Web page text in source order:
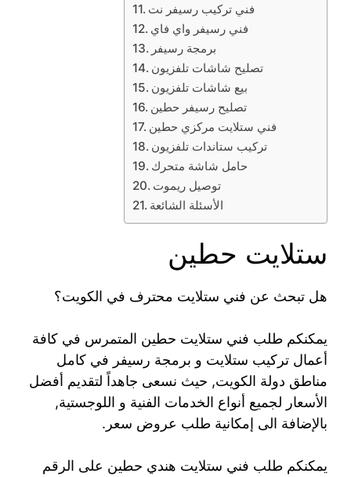
فني تركيب رسيفر نت
فني رسيفر واي فاي
برمجة رسيفر
تصليح شاشات تلفزيون
بيع شاشات تلفزيون
تصليح رسيفر حطين
فني ستلايت مركزي حطين
تركيب ستاندات تلفزيون
حامل شاشة متحرك
توصيل ريموت
الأسئلة الشائعة
ستلايت حطين
هل تبحث عن فني ستلايت محترف في الكويت؟
يمكنكم طلب فني ستلايت حطين المتمرس في كافة
أعمال تركيب ستلايت و برمجة رسيفر في كامل
مناطق دولة الكويت, حيث نسعى جاهداً لتقديم أفضل
الأسعار لجميع أنواع الخدمات الفنية و اللوجستية,
بالإضافة الى إمكانية طلب عروض سعر.
يمكنكم طلب فني ستلايت هندي حطين على الرقم